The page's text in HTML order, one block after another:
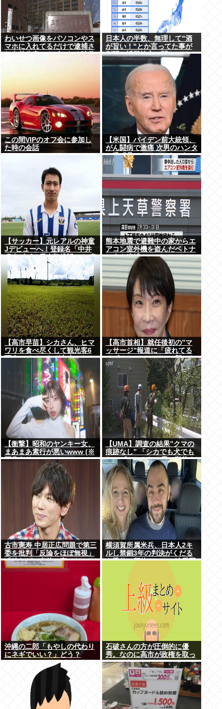
わいせつ画像をパソコンやス
マホに入れてるだけで逮捕さ
れ名前公表、クビになる時代
日本人の半数、無理して"酒
が旨い！"とか言ってた事が
判明。近畿地方に関しては6
割が下戸
この間VIPのオフ会に参加し
た時の会話
【米国】バイデン前大統領、
がん闘病で激痛 次男のハンタ
ー氏「見ていてとてもつら
い」
【サッカー】元レアルの神童
Jデビューへ！登録名「中井
卓大ピピ」日本初挑戦の22歳
今治MFが開幕戦に先発
熊本地震で避難中の家からエ
アコン室外機を盗んだベトナ
ム人を逮捕
【高市早苗】シカさん、ヒマ
ワリを食べ尽くして観光客6
万人のイベントが中止にな
る…さらにコスモス畑も食べ
【高市首相】就任後初の”マ
ッサージ”報道に「疲れてる
アピ？」とSNSでは一部から
冷ややかな声…被災地視
察”PV動画”から続く不信
【衝撃】昭和のヤンキー女、
まあまあ素行が悪いwww (※
画像あり)
【UMA】調査の結果”クマの
痕跡なし” 「シカでも犬でも
ないゴロンとして黒い動物を
見た」 札幌市清田区
古市憲寿 中居正広問題で第三
委を批判「反論をほぼ無視」
「彼らが一方的に言ったこと
が世の中に定着してしまう」
横須賀所属米兵、日本人2キ
ルし禁錮3年の判決がくだる
も恩赦で釈放！ニュー速愛国
沖縄の二郎「もやしの代わり
にネギでいい？」どう？
石破さんの方が圧倒的に優
秀。なのに高市が政権を取っ
たのはおかしい